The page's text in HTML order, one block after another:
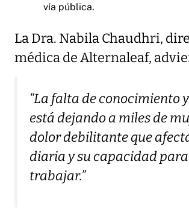
vía pública.
La Dra. Nabila Chaudhri,
médica de Alternaleaf,
“La falta de conocimiento
está dejando a miles de
dolor debilitante que
diaria y su capacidad para
trabajar.”